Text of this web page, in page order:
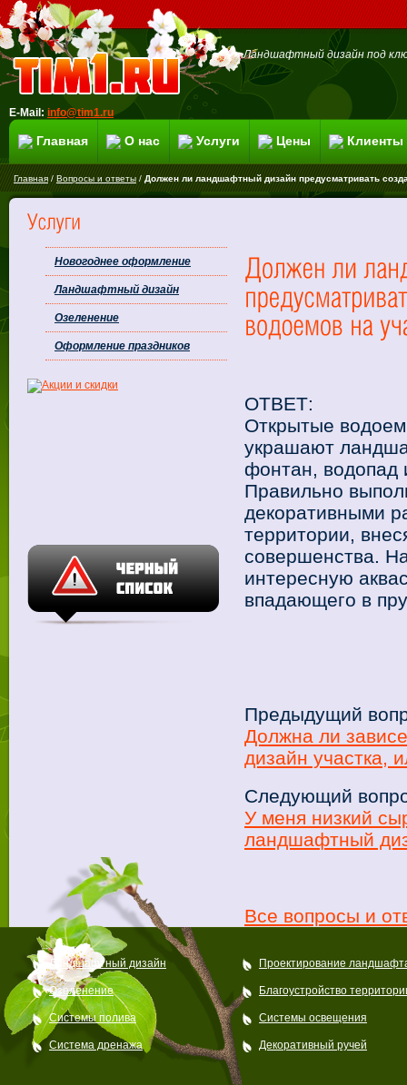
Ландшафтный дизайн под
E-Mail: info@tim1.ru
Главная О нас Услуги Цены Клиенты
Главная/Вопросы и ответы/Должен ли ландшафтный дизайн предусматривать
ОТВЕТ:
Открытые
украшают
фонтан, водопад
Правильно
декоративными
территории,
совершенства.
интересную
впадающего в
Предыдущий
Должна ли
дизайн участка,
Следующий
У меня низкий
ландшафтный
Все вопросы и
Новогоднее оформление
Ландшафтный дизайн
Озеленение
Оформление праздников
Ландшафтный дизайн Проектирование
Озеленение Благоустройство
Системы полива Системы освещения
Система дренажа Декоративный ручей